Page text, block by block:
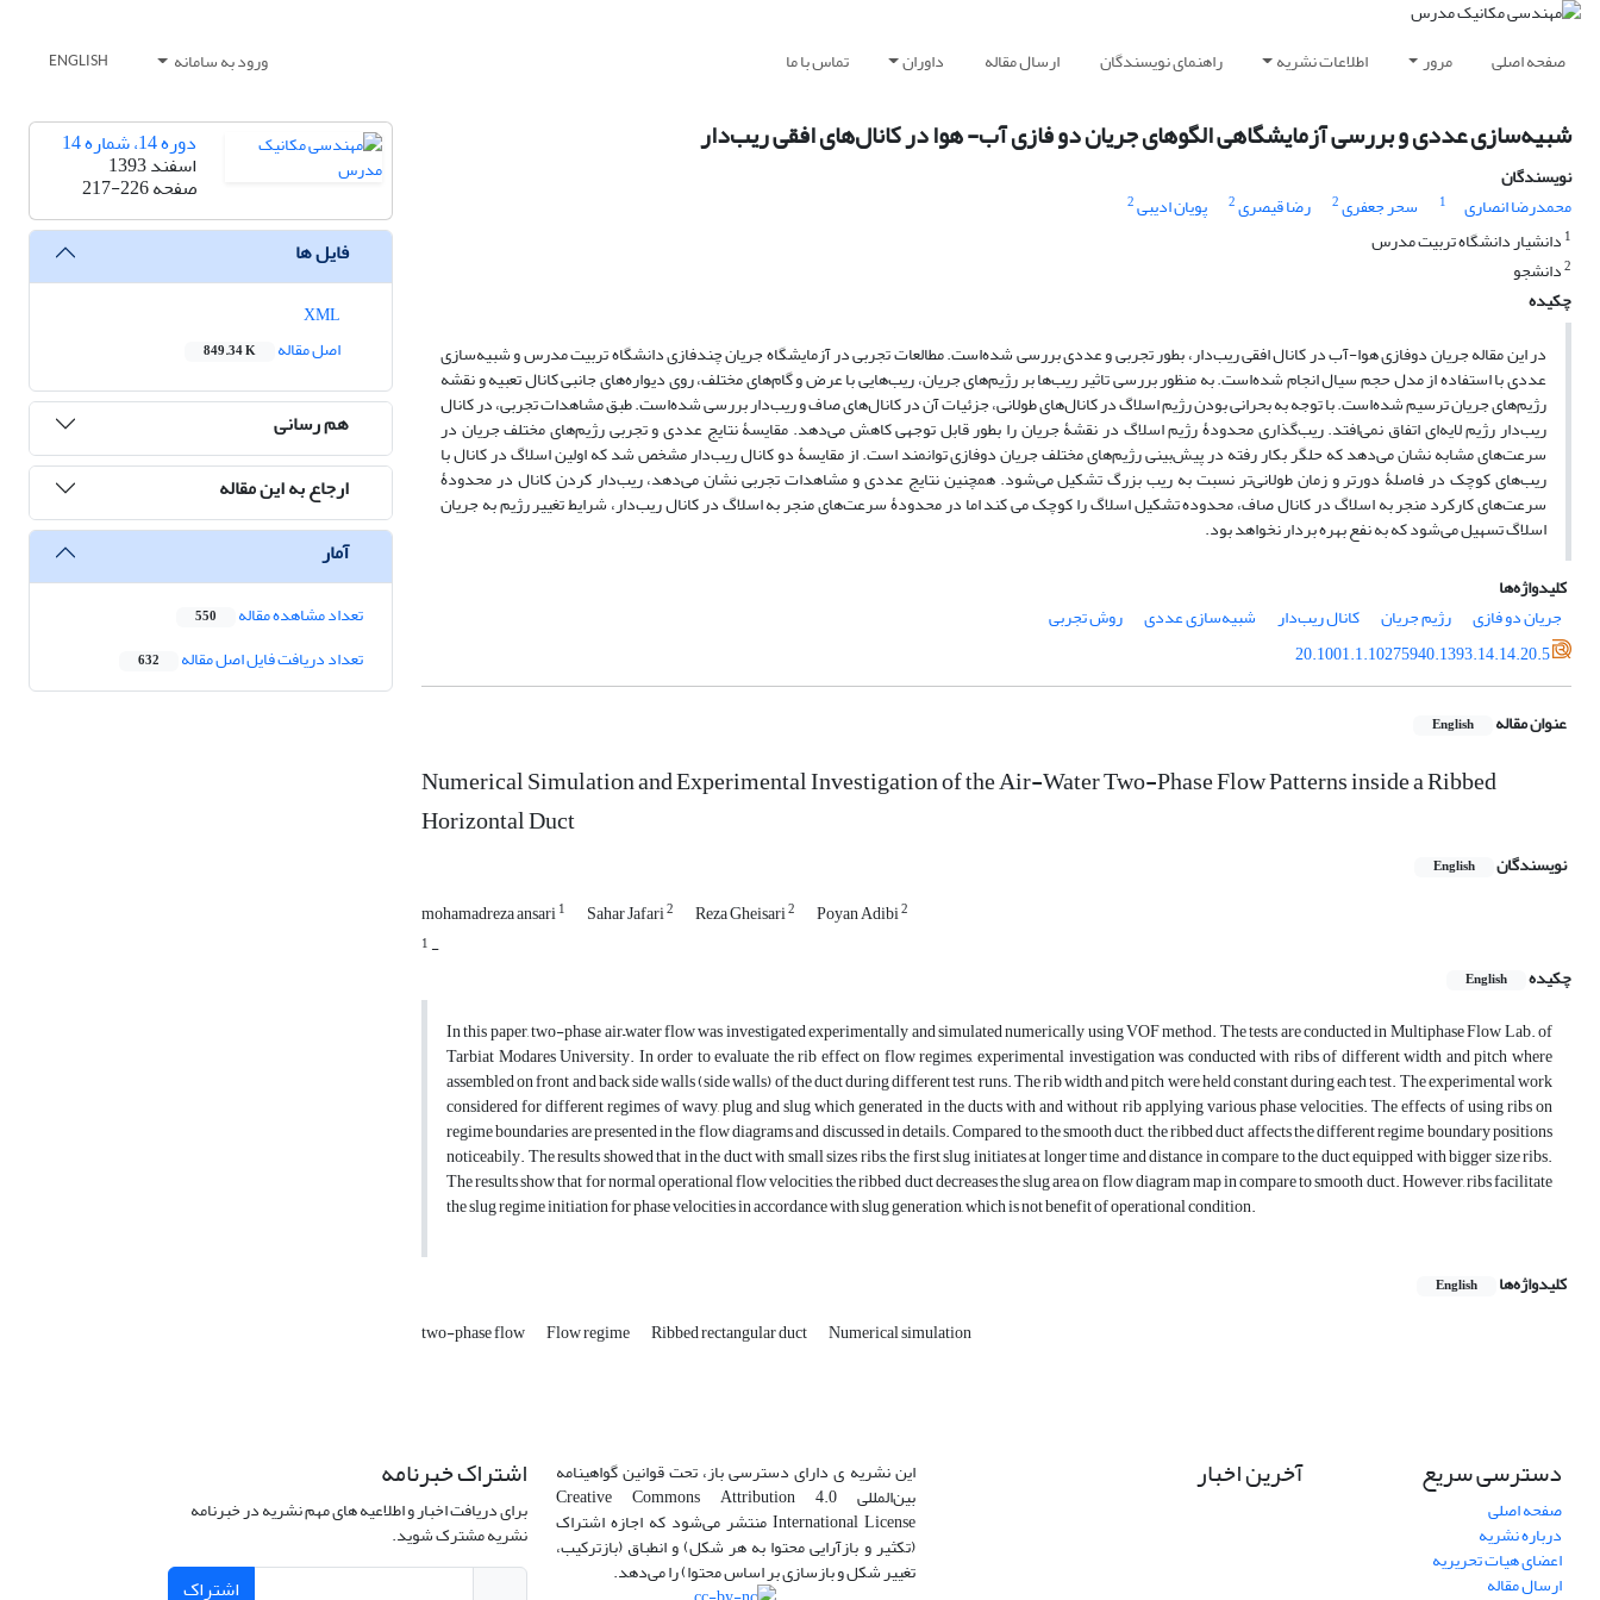
صفحه اصلی مرور اطلاعات نشریه راهنمای نویسندگان ارسال مقاله داوران تماس با ما ورود به سامانه ENGLISH
شبیه‌سازی عددی و بررسی آزمایشگاهی الگوهای جریان دو فازی آب- هوا در کانال‌های افقی ریب‌دار
نویسندگان
محمدرضا انصاری
1 سحر جعفری2 رضا قیصری2 پویان ادیبی2
1 دانشیار دانشگاه تربیت مدرس
2دانشجو
چکیده
در این مقاله جریان دوفازی هوا-آب در کانال افقی ریب‌دار، بطور تجربی و عددی بررسی شده‌است. مطالعات تجربی در آزمایشگاه جریان چندفازی دانشگاه تربیت مدرس و شبیه‌سازی
عددی با استفاده از مدل حجم سیال انجام شده‌است. به منظور بررسی تاثیر ریب‌ها بر رژیم‌های جریان، ریب‌هایی با عرض و گام‌های مختلف، روی دیواره‌های جانبی کانال تعبیه و نقشه
رژیم‌های جریان ترسیم شده‌است. با توجه به بحرانی بودن رژیم اسلاگ در کانال‌های طولانی، جزئیات آن در کانال‌های صاف و ریب‌دار بررسی شده‌است. طبق مشاهدات تجربی، در کانال
ریب‌دار رژیم لایه‌ای اتفاق نمی‌افتد. ریب‌گذاری محدودۀ رژیم اسلاگ در نقشۀ جریان را بطور قابل توجهی کاهش می‌دهد. مقایسۀ نتایج عددی و تجربی رژیم‌های مختلف جریان در
سرعت‌های مشابه نشان می‌دهد که حلگر بکار رفته در پیش‌بینی رژیم‌های مختلف جریان دوفازی توانمند است. از مقایسۀ دو کانال ریب‌دار مشخص شد که اولین اسلاگ در کانال با
ریب‌های کوچک در فاصلۀ دورتر و زمان طولانی‌تر نسبت به ریب بزرگ تشکیل می‌شود. همچنین نتایج عددی و مشاهدات تجربی نشان می‌دهد، ریب‌دار کردن کانال در محدودۀ
سرعت‌های کارکرد منجر به اسلاگ در کانال صاف، محدوده تشکیل اسلاگ را کوچک می کند اما در محدودۀ سرعت‌های منجر به اسلاگ در کانال ریب‌دار، شرایط تغییر رژیم به جریان
اسلاگ تسهیل می‌شود که به نفع بهره بردار نخواهد بود.
کلیدواژه‌ها
جریان دو فازی
رژیم جریان کانال ریب‌دار شبیه‌سازی عددی
روش تجربی
20.1001.1.10275940.1393.14.14.20.5
عنوان مقاله English
Numerical Simulation and Experimental Investigation of the Air-Water Two-Phase Flow Patterns inside a Ribbed
Horizontal Duct
نویسندگان English
mohamadreza ansari1 Sahar Jafari2 Reza Gheisari2 Poyan Adibi2
1 -
چکیده
English
In this paper, two-phase air–water flow was investigated experimentally and simulated numerically using VOF method. The tests are conducted in Multiphase Flow Lab. of
Tarbiat Modares University. In order to evaluate the rib effect on flow regimes, experimental investigation was conducted with ribs of different width and pitch where
assembled on front and back side walls (side walls) of the duct during different test runs. The rib width and pitch were held constant during each test. The experimental work
considered for different regimes of wavy, plug and slug which generated in the ducts with and without rib applying various phase velocities. The effects of using ribs on
regime boundaries are presented in the flow diagrams and discussed in details. Compared to the smooth duct, the ribbed duct affects the different regime boundary positions
noticeabily. The results showed that in the duct with small sizes ribs, the first slug initiates at longer time and distance in compare to the duct equipped with bigger size ribs.
The results show that for normal operational flow velocities, the ribbed duct decreases the slug area on flow diagram map in compare to smooth duct. However, ribs facilitate
the slug regime initiation for phase velocities in accordance with slug generation, which is not benefit of operational condition.
کلیدواژه‌ها English
two-phase flow Flow regime Ribbed rectangular duct Numerical simulation
دوره 14، شماره 14
اسفند 1393
صفحه217-226
فایل ها
اصل مقاله
849.34 K
هم رسانی
ارجاع به این مقاله
آمار
تعداد مشاهده مقاله 550
تعداد دریافت فایل اصل مقاله 632
دسترسی سریع
صفحه اصلی
درباره نشریه
اعضای هیات تحریریه
ارسال مقاله
آخرین اخبار این نشریه ی دارای دسترسی باز، تحت قوانین گواهینامه
بین‌المللی Creative Commons Attribution 4.0
International License منتشر می‌شود که اجازه اشتراک
(تکثیر و بازآرایی محتوا به هر شکل) و انطباق (بازترکیب،
تغییر شکل و بازسازی بر اساس محتوا) را می‌دهد.
اشتراک خبرنامه
برای دریافت اخبار و اطلاعیه های مهم نشریه در خبرنامه
نشریه مشترک شوید.
اشتراک